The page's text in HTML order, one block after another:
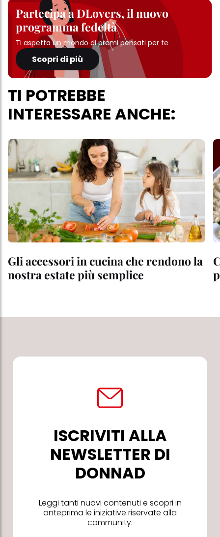
Partecipa a DLovers, il nuovo
programma fedeltà
Ti aspetta un mondo di premi pensati per te
Scopri di più
TI POTREBBE
INTERESSARE ANCHE:
Gli accessori in cucina che rendono la
nostra estate più semplice
ISCRIVITI ALLA
NEWSLETTER DI
DONNAD
Leggi tanti nuovi contenuti e scopri in
anteprima le iniziative riservate alla
community.